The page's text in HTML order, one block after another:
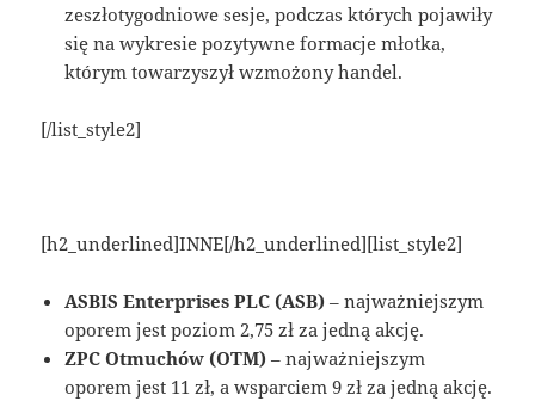
zeszłotygodniowe sesje, podczas których pojawiły
się na wykresie pozytywne formacje młotka,
którym towarzyszył wzmożony handel.
[/list_style2]
[h2_underlined]INNE[/h2_underlined][list_style2]
ASBIS Enterprises PLC (ASB) – najważniejszym
oporem jest poziom 2,75 zł za jedną akcję.
ZPC Otmuchów (OTM) – najważniejszym
oporem jest 11 zł, a wsparciem 9 zł za jedną akcję.